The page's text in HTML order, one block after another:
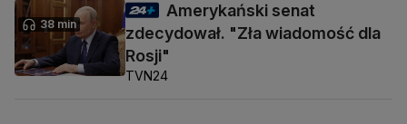
38 min
Amerykański senat
zdecydował. "Zła wiadomość dla
Rosji"
TVN24